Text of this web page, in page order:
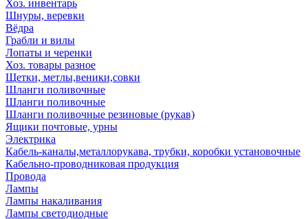
Хоз. инвентарь
Шнуры, веревки
Вёдра
Грабли и вилы
Лопаты и черенки
Хоз. товары разное
Щетки, метлы,веники,совки
Шланги поливочные
Шланги поливочные
Шланги поливочные резиновые (рукав)
Ящики почтовые, урны
Электрика
Кабель-каналы,металлорукава, трубки, коробки установочные
Кабельно-проводниковая продукция
Провода
Лампы
Лампы накаливания
Лампы светодиодные